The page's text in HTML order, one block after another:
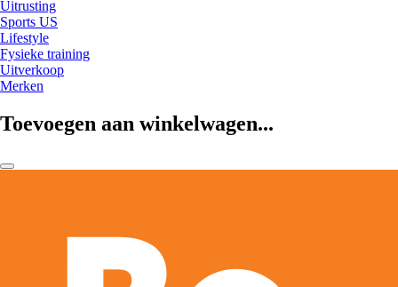
Uitrusting
Sports US
Lifestyle
Fysieke training
Uitverkoop
Merken
Toevoegen aan winkelwagen...